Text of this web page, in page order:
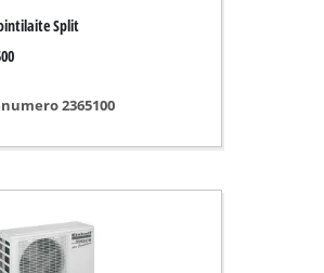
Split
2365100